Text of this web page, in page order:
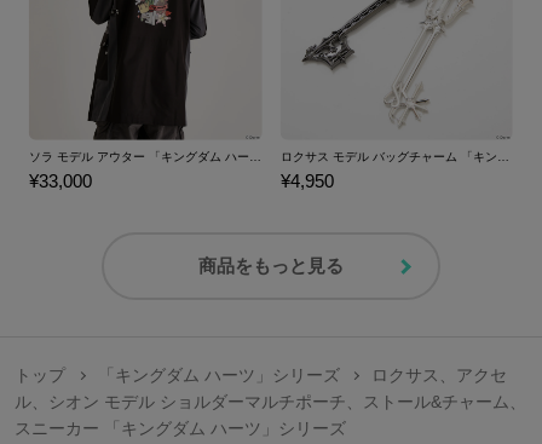
¥33,000 ¥4,950
商品をもっと見る
トップ 「キングダム ハーツ」シリーズ
ロクサス、アクセ
ル、シオン モデル ショルダーマルチポーチ、ストール&チャーム、
スニーカー 「キングダム ハーツ」シリーズ